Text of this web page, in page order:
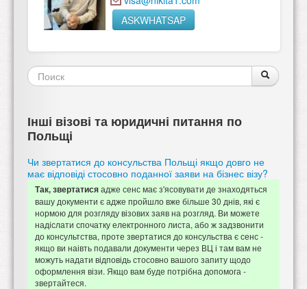
ASKWHATSAP
Форма
поиска
Поиск
Інші візові та юридичні питання по
Польщі
Чи звертатися до консульства Польщі якщо довго не
має відповіді стосовно поданної заяви на бізнес візу?
Так, звертатисяадже сенс має з'ясовувати де знаходяться
вашу документи є адже пройшло вже більше 30 днів, які є
нормою для розгляду візових заяв на розгляд. Ви можете
надіслати спочатку електронного листа, або ж задзвонити
до консультства, проте звертатися до консульства є сенс -
якщо ви наівть подавали документи через ВЦ і там вам не
можуть надати відповідь стосовно вашого запиту щодо
оформлення візи. Якщо вам буде потрібна допомога -
звертайтеся.